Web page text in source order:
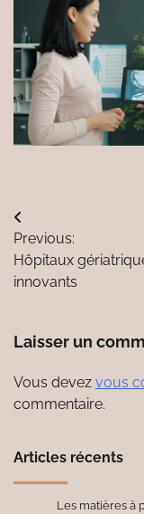
Navigation
de
l’article
Previous:
Hôpitaux
innovants
Laisser un
Vous devez vous
commentaire.
Articles récents
Les matières à